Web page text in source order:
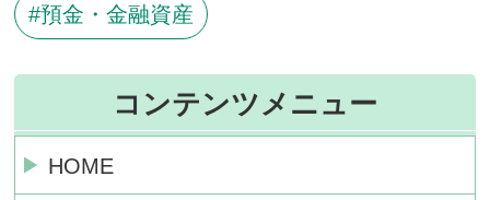
預金・金融資産
コンテンツメニュー
HOME